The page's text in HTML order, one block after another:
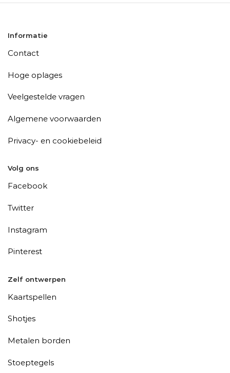
Informatie
Contact
Hoge oplages
Veelgestelde vragen
Algemene voorwaarden
Privacy- en cookiebeleid
Volg ons
Facebook
Twitter
Instagram
Pinterest
Zelf ontwerpen
Kaartspellen
Shotjes
Metalen borden
Stoeptegels